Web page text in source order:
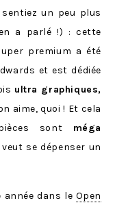
un peu plus
a parlé !) : cette
premium a été
et est dédiée
ultra graphiques,
aime, quoi ! Et cela
sont méga
se dépenser un
dans le Open